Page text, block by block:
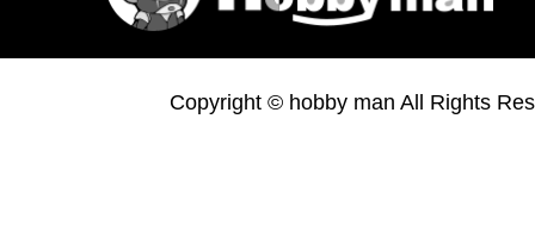
Copyright © hobby man All Rights